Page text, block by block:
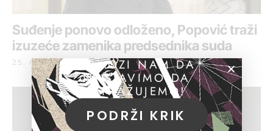
Suđenje ponovo odloženo, Popović traži
izuzeće zamenika predsednika suda
25. mart 2019.
POMOZI NAM DA
NASTAVIMO DA
ISTRAŽUJEMO!
PODRŽI KRIK